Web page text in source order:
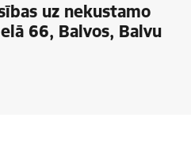
uz nekustamo
66, Balvos, Balvu